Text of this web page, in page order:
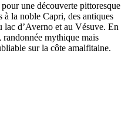
une découverte pittoresque
à la noble Capri, des antiques
d’Averno et au Vésuve. En
mythique mais
sur la côte amalfitaine.